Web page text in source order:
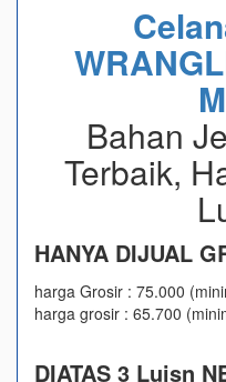
Bahan
Terbaik,
HANYA DIJUAL
harga Grosir : 75.000
harga grosir : 65.700
DIATAS 3 Luisn